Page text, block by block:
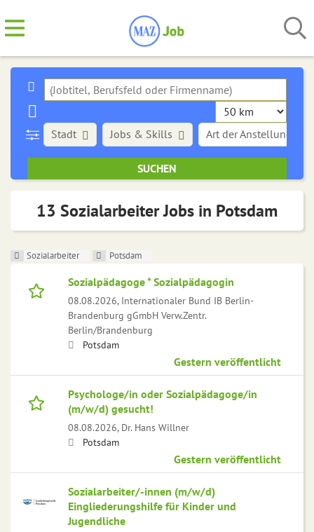
Stadt Art der Anstellung
Jobs & Skills
13 Sozialarbeiter Jobs in Potsdam
Sozialarbeiter Potsdam
Sozialpädagoge * Sozialpädagogin
08.08.2026, Internationaler Bund IB Berlin-
Brandenburg gGmbH Verw.Zentr.
Berlin/Brandenburg
Potsdam
Gestern veröffentlicht
Psychologe/in oder Sozialpädagoge/in
(m/w/d) gesucht!
08.08.2026, Dr. Hans Willner
Potsdam
Gestern veröffentlicht
Sozialarbeiter/-innen (m/w/d)
Eingliederungshilfe für Kinder und
Jugendliche